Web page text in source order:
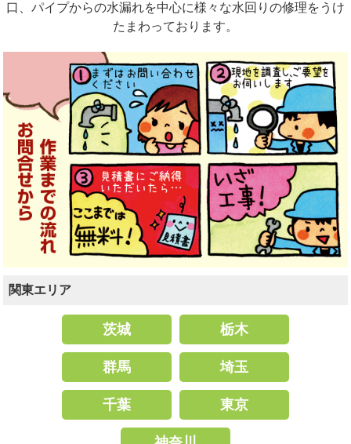
口、パイプからの水漏れを中心に様々な水回りの修理をうけ
たまわっております。
関東エリア
茨城 栃木
群馬 埼玉
千葉 東京